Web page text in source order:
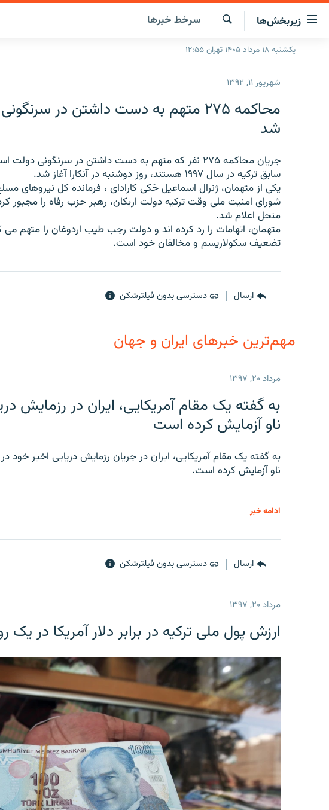
لینک‌های
قابلیت
دسترسی
زیربخش‌ها
صفحه اصلی
برنامه‌های رادیویی
فرکانس‌ها
چندرسانه‌ای
گزارش‌های تصویری
گزارش‌های ویدئویی
جستجو
سرخط‌ خبرها
یکشنبه ۱۸ مرداد ۱۴۰۵ تهران ۱۲:۵۵
شهریور ۱۱, ۱۳۹۲
محاکمه ۲۷۵ متهم به دست داشتن در
شد
جریان محاکمه ۲۷۵ نفر که متهم به دست داشتن در سرنگونی
سابق ترکیه در سال ۱۹۹۷ هستند، روز دوشنبه در آنکارا آغاز شد.
یکی از متهمان، ژنرال اسماعیل حَکی کارادای ، فرمانده کل نیروهای مسلح وقت
شورای امنیت ملی وقت ترکیه دولت اربکان، رهبر حزب رفاه را مجبور
منحل اعلام شد.
متهمان، اتهامات را رد کرده اند و دولت رجب طیب اردوغان را متهم
تضعیف سکولاریسم و مخالفان خود است.
ارسال دسترسی بدون فیلترشکن
مهم‌ترین خبرهای ایران و جهان
مرداد ۲۰, ۱۳۹۷
به گفته یک مقام آمریکایی، ایران در
ناو آزمایش کرده است
به گفته یک مقام آمریکایی، ایران در جریان رزمایش دریایی اخیر
ناو آزمایش کرده است.
ادامه خبر
ارسال دسترسی بدون فیلترشکن
مرداد ۲۰, ۱۳۹۷
ارزش پول ملی ترکیه در برابر دلار آمریکا در یک روز ۱۸ درصد سقوط